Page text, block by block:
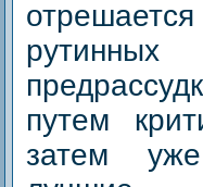
путем
затем